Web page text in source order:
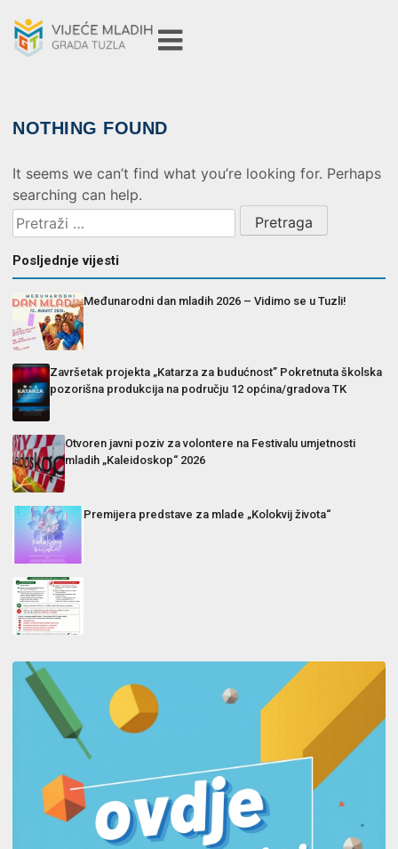
NOTHING FOUND
It seems we can’t find what you’re looking for. Perhaps
searching can help.
Posljednje vijesti
Međunarodni dan mladih 2026 – Vidimo se u Tuzli!
Završetak projekta „Katarza za budućnost” Pokretnuta školska
pozorišna produkcija na području 12 općina/gradova TK
Otvoren javni poziv za volontere na Festivalu umjetnosti
mladih „Kaleidoskop“ 2026
Premijera predstave za mlade „Kolokvij života“